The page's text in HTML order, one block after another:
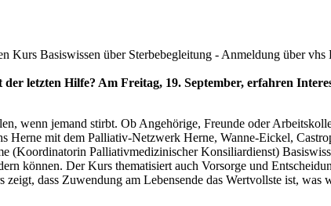
Kurs Basiswissen über Sterbebegleitung - Anmeldung über vhs
letzten Hilfe? Am Freitag, 19. September, erfahren
wenn jemand stirbt. Ob Angehörige, Freunde oder
Herne mit dem Palliativ-Netzwerk Herne, Wanne-Eickel,
Palliativmedizinischer Konsiliardienst)
können. Der Kurs thematisiert auch Vorsorge und
dass Zuwendung am Lebensende das Wertvollste ist, was